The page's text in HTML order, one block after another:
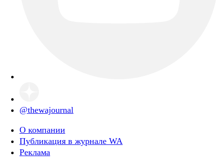
@thewajournal
О компании
Публикация в журнале WA
Реклама